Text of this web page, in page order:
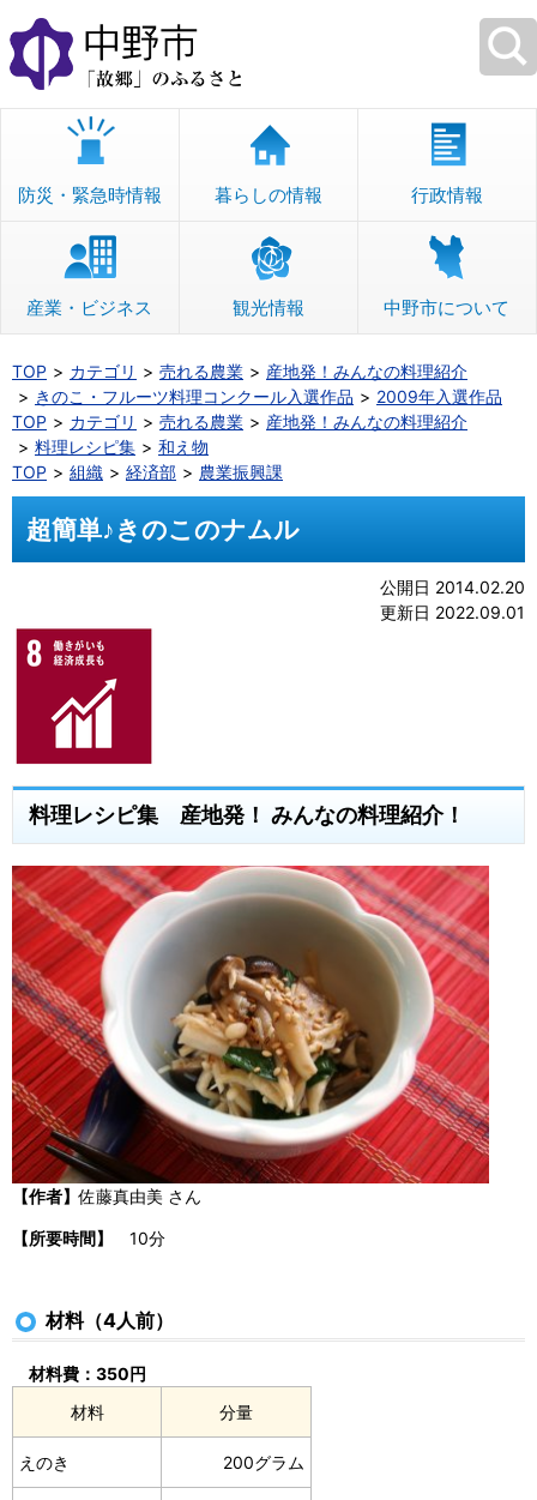
本
文
へ
移
防災・緊急時情報 暮らしの情報 行政情報
産業・ビジネス 観光情報 中野市について
TOP カテゴリ 売れる農業
産地発！みんなの料理紹介
きのこ・フルーツ料理コンクール入選作品
2009年入選作品
TOP
カテゴリ 売れる農業
産地発！みんなの料理紹介
料理レシピ集
和え物
TOP
組織 経済部 農業振興課
超簡単♪きのこのナムル
公開日 2014.02.20
更新日 2022.09.01
料理レシピ集 産地発！ みんなの料理紹介！
【作者】佐藤真由美 さん
【所要時間】 10分
材料（4人前）
材料費：350円
材料
分量
えのき 200グラム